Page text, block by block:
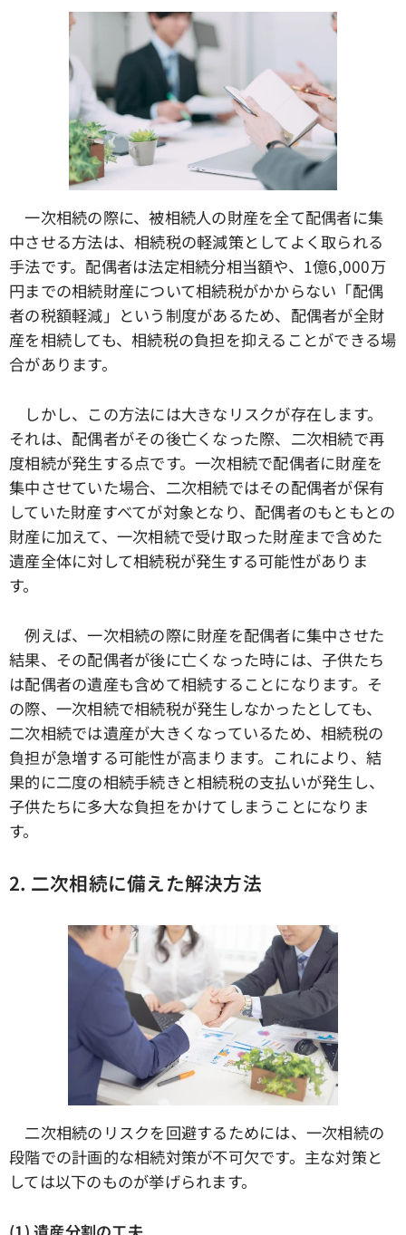
一次相続の際に、被相続人の財産を全て配偶者に集
中させる方法は、相続税の軽減策としてよく取られる
手法です。配偶者は法定相続分相当額や、1億6,000万
円までの相続財産について相続税がかからない「配偶
者の税額軽減」という制度があるため、配偶者が全財
産を相続しても、相続税の負担を抑えることができる場
合があります。
しかし、この方法には大きなリスクが存在します。
それは、配偶者がその後亡くなった際、二次相続で再
度相続が発生する点です。一次相続で配偶者に財産を
集中させていた場合、二次相続ではその配偶者が保有
していた財産すべてが対象となり、配偶者のもともとの
財産に加えて、一次相続で受け取った財産まで含めた
遺産全体に対して相続税が発生する可能性がありま
す。
例えば、一次相続の際に財産を配偶者に集中させた
結果、その配偶者が後に亡くなった時には、子供たち
は配偶者の遺産も含めて相続することになります。そ
の際、一次相続で相続税が発生しなかったとしても、
二次相続では遺産が大きくなっているため、相続税の
負担が急増する可能性が高まります。これにより、結
果的に二度の相続手続きと相続税の支払いが発生し、
子供たちに多大な負担をかけてしまうことになりま
す。
2. 二次相続に備えた解決方法
二次相続のリスクを回避するためには、一次相続の
段階での計画的な相続対策が不可欠です。主な対策と
しては以下のものが挙げられます。